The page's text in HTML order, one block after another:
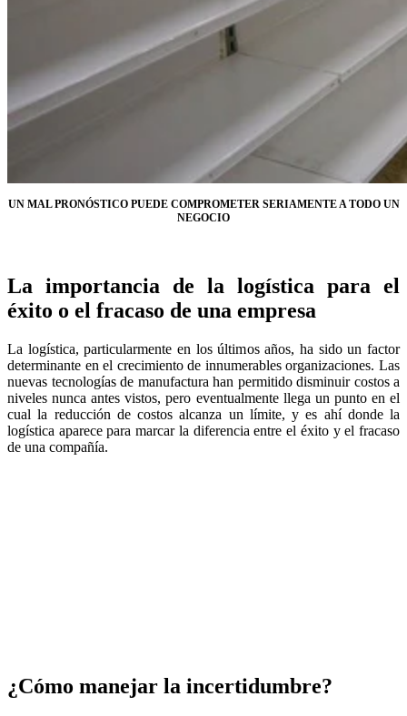
UN MAL PRONÓSTICO PUEDE COMPROMETER SERIAMENTE A TODO UN
NEGOCIO
La importancia de la logística para el
éxito o el fracaso de una empresa
La logística, particularmente en los últimos años, ha sido un factor
determinante en el crecimiento de innumerables organizaciones. Las
nuevas tecnologías de manufactura han permitido disminuir costos a
niveles nunca antes vistos, pero eventualmente llega un punto en el
cual la reducción de costos alcanza un límite, y es ahí donde la
logística aparece para marcar la diferencia entre el éxito y el fracaso
de una compañía.
¿Cómo manejar la incertidumbre?